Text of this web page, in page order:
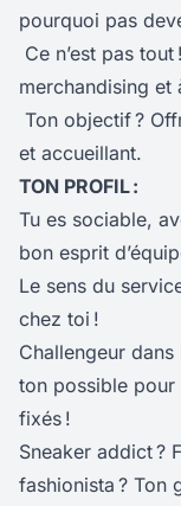
pourquoi pas
Ce n’est pas tout !
merchandising et
Ton objectif ?
et accueillant.
TON PROFIL :
Tu es sociable,
bon esprit
Le sens du
chez toi !
Challengeur dans
ton possible pour
fixés !
Sneaker addict ?
fashionista ? Ton